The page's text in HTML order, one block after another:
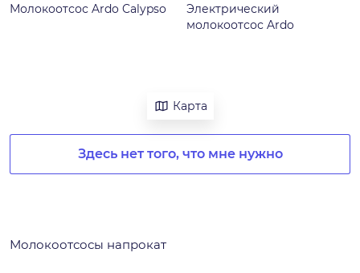
Молокоотсос Ardo Calypso
Электрический
молокоотсос Ardo
Карта
Здесь нет того, что мне нужно
Молокоотсосы напрокат